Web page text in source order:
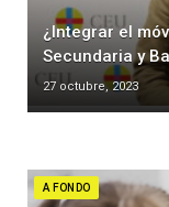
¿Integrar el
Secundaria y
27 octubre, 2023
A FONDO